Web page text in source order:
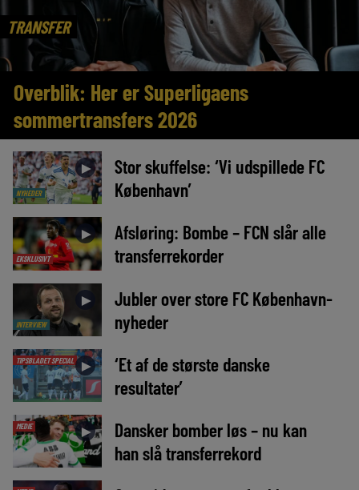
TRANSFER
Overblik: Her er Superligaens
sommertransfers 2026
NYHEDER
►
Stor skuffelse: ‘Vi udspillede FC
København’
EKSKLUSIVT
►
Afsløring: Bombe – FCN slår alle
transferrekorder
INTERVIEW
►
Jubler over store FC København-
nyheder
TIPSBLADET SPECIAL ►
‘Et af de største danske
resultater’
MEDIE ►
Dansker bomber løs – nu kan
han slå transferrekord